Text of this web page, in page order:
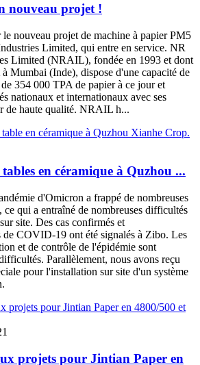
nouveau projet !
nouveau projet de machine à papier PM5
Limited, qui entre en service. NR
Limited (NRAIL), fondée en 1993 et ​​dont
à Mumbai (Inde), dispose d'une capacité de
354 000 TPA de papier à ce jour et
nationaux et internationaux avec ses
de haute qualité. NRAIL h...
en céramique à Quzhou ...
d'Omicron a frappé de nombreuses
ce qui a entraîné de nombreuses difficultés
site. Des cas confirmés et
de COVID-19 ont été signalés à Zibo. Les
et de contrôle de l'épidémie sont
Parallèlement, nous avons reçu
pour l'installation sur site d'un système
projets pour Jintian Paper en